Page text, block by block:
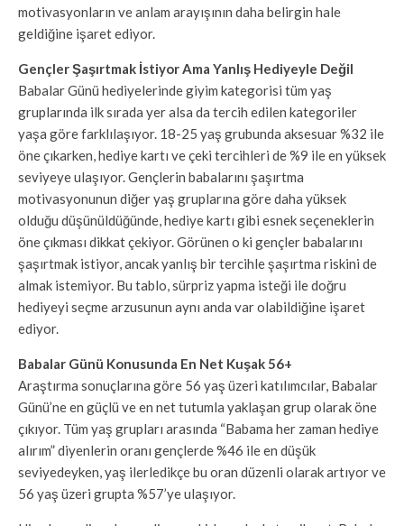
motivasyonların ve anlam arayışının daha belirgin hale
geldiğine işaret ediyor.
Gençler Şaşırtmak İstiyor Ama Yanlış Hediyeyle Değil
Babalar Günü hediyelerinde giyim kategorisi tüm yaş
gruplarında ilk sırada yer alsa da tercih edilen kategoriler
yaşa göre farklılaşıyor. 18-25 yaş grubunda aksesuar %32 ile
öne çıkarken, hediye kartı ve çeki tercihleri de %9 ile en yüksek
seviyeye ulaşıyor. Gençlerin babalarını şaşırtma
motivasyonunun diğer yaş gruplarına göre daha yüksek
olduğu düşünüldüğünde, hediye kartı gibi esnek seçeneklerin
öne çıkması dikkat çekiyor. Görünen o ki gençler babalarını
şaşırtmak istiyor, ancak yanlış bir tercihle şaşırtma riskini de
almak istemiyor. Bu tablo, sürpriz yapma isteği ile doğru
hediyeyi seçme arzusunun aynı anda var olabildiğine işaret
ediyor.
Babalar Günü Konusunda En Net Kuşak 56+
Araştırma sonuçlarına göre 56 yaş üzeri katılımcılar, Babalar
Günü’ne en güçlü ve en net tutumla yaklaşan grup olarak öne
çıkıyor. Tüm yaş grupları arasında “Babama her zaman hediye
alırım” diyenlerin oranı gençlerde %46 ile en düşük
seviyedeyken, yaş ilerledikçe bu oran düzenli olarak artıyor ve
56 yaş üzeri grupta %57’ye ulaşıyor.